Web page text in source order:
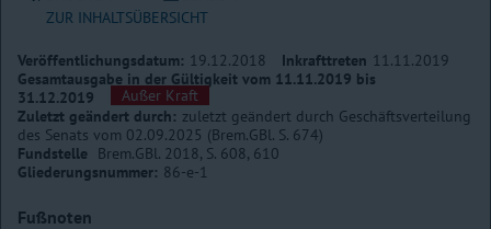
ZUR INHALTSÜBERSICHT
Veröffentlichungsdatum: 19.12.2018 Inkrafttreten 11.11.2019
Gesamtausgabe in der Gültigkeit vom 11.11.2019 bis
31.12.2019
Außer Kraft
Zuletzt geändert durch: zuletzt geändert durch Geschäftsverteilung
des Senats vom 02.09.2025 (Brem.GBl. S. 674)
Fundstelle
Brem.GBl. 2018, S. 608, 610
Gliederungsnummer: 86-e-1
Fußnoten